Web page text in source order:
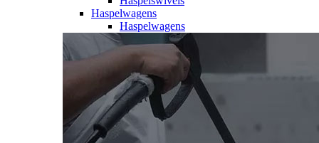
Haspelwagens
Haspelwagens